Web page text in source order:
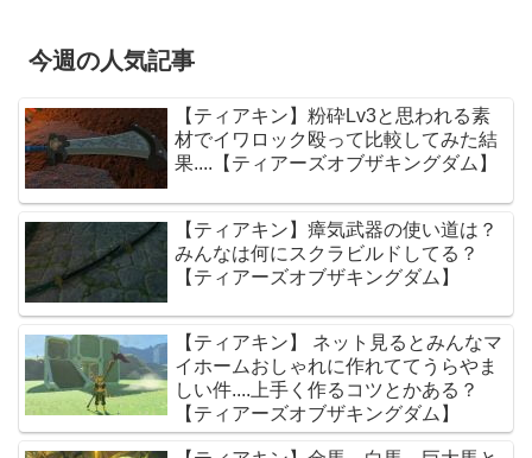
今週の人気記事
【ティアキン】粉砕Lv3と思われる素
材でイワロック殴って比較してみた結
果....【ティアーズオブザキングダム】
【ティアキン】瘴気武器の使い道は？
みんなは何にスクラビルドしてる？
【ティアーズオブザキングダム】
【ティアキン】 ネット見るとみんなマ
イホームおしゃれに作れててうらやま
しい件....上手く作るコツとかある？
【ティアーズオブザキングダム】